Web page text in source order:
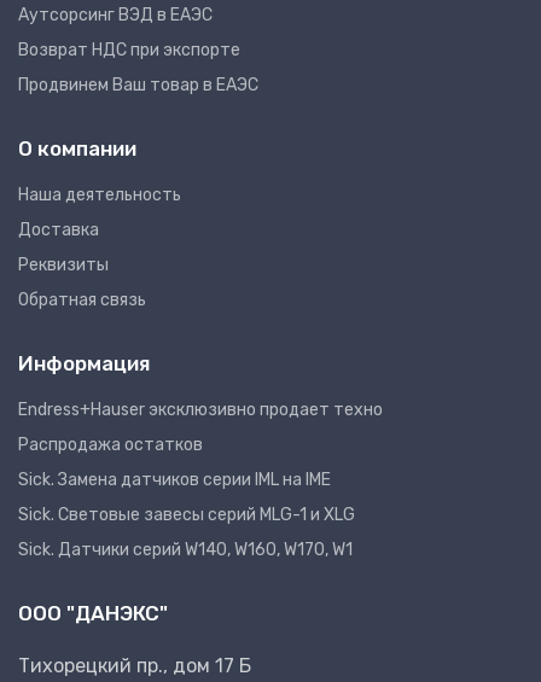
Аутсорсинг ВЭД в ЕАЭС
Возврат НДС при экспорте
Продвинем Ваш товар в ЕАЭС
О компании
Наша деятельность
Доставка
Реквизиты
Обратная связь
Информация
Endress+Hauser эксклюзивно продает техно
Распродажа остатков
Sick. Замена датчиков серии IML на IME
Sick. Световые завесы серий MLG-1 и XLG
Sick. Датчики серий W140, W160, W170, W1
ООО "ДАНЭКС"
Тихорецкий пр., дом 17 Б